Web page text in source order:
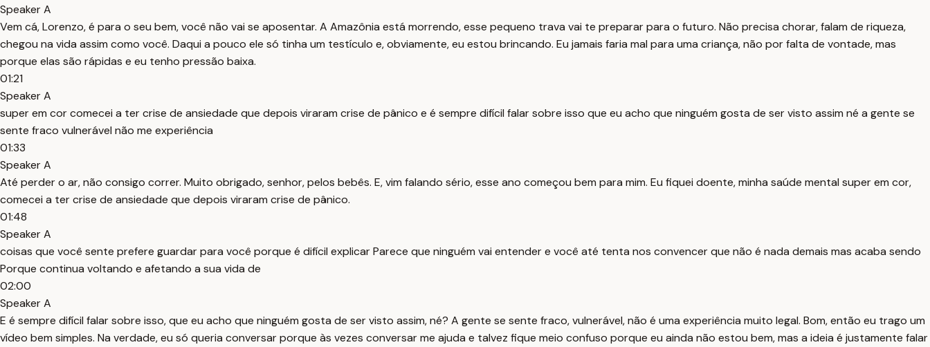
Speaker A
Vem cá, Lorenzo, é para o seu bem, você não vai se aposentar. A Amazônia está morrendo, esse pequeno trava vai te preparar para o futuro. Não precisa chorar, falam de riqueza,
chegou na vida assim como você. Daqui a pouco ele só tinha um testículo e, obviamente, eu estou brincando. Eu jamais faria mal para uma criança, não por falta de vontade, mas
porque elas são rápidas e eu tenho pressão baixa.
01:21
Speaker A
super em cor comecei a ter crise de ansiedade que depois viraram crise de pânico e é sempre difícil falar sobre isso que eu acho que ninguém gosta de ser visto assim né a gente se
sente fraco vulnerável não me experiência
01:33
Speaker A
Até perder o ar, não consigo correr. Muito obrigado, senhor, pelos bebês. E, vim falando sério, esse ano começou bem para mim. Eu fiquei doente, minha saúde mental super em cor,
comecei a ter crise de ansiedade que depois viraram crise de pânico.
01:48
Speaker A
coisas que você sente prefere guardar para você porque é difícil explicar Parece que ninguém vai entender e você até tenta nos convencer que não é nada demais mas acaba sendo
Porque continua voltando e afetando a sua vida de
02:00
Speaker A
E é sempre difícil falar sobre isso, que eu acho que ninguém gosta de ser visto assim, né? A gente se sente fraco, vulnerável, não é uma experiência muito legal. Bom, então eu trago um
vídeo bem simples. Na verdade, eu só queria conversar porque às vezes conversar me ajuda e talvez fique meio confuso porque eu ainda não estou bem, mas a ideia é justamente falar